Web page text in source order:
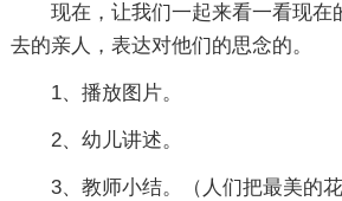
现在，让我们一起来看一看现在
去的亲人，表达对他们的思念的。
1、播放图片。
2、幼儿讲述。
3、教师小结。（人们把最美的